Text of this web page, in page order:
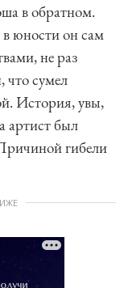
в обратном.
юности он сам
не раз
что сумел
История, увы,
артист был
гибели